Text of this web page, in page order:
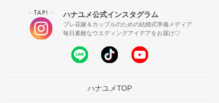
＼ TAP! ／ ハナユメ公式インスタグラム
プレ花嫁＆カップルのための結婚式準備メディア
毎日素敵なウエディングアイデアをお届け♡
ハナユメTOP